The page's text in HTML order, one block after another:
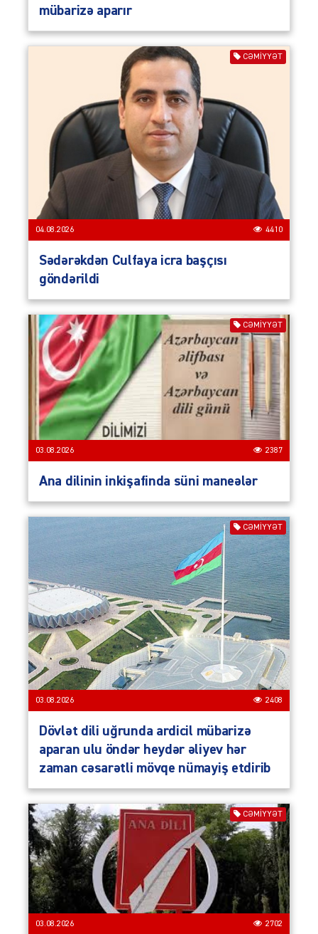
mübarizə aparır
CƏMIYYƏT
04.08.2026 4410
Sədərəkdən Culfaya icra başçısı
göndərildi
CƏMIYYƏT
03.08.2026 2387
Ana dilinin inkişafinda süni maneələr
CƏMIYYƏT
03.08.2026 2408
Dövlət dili uğrunda ardicil mübarizə
aparan ulu öndər heydər əliyev hər
zaman cəsarətli mövqe nümayiş etdirib
CƏMIYYƏT
03.08.2026 2702